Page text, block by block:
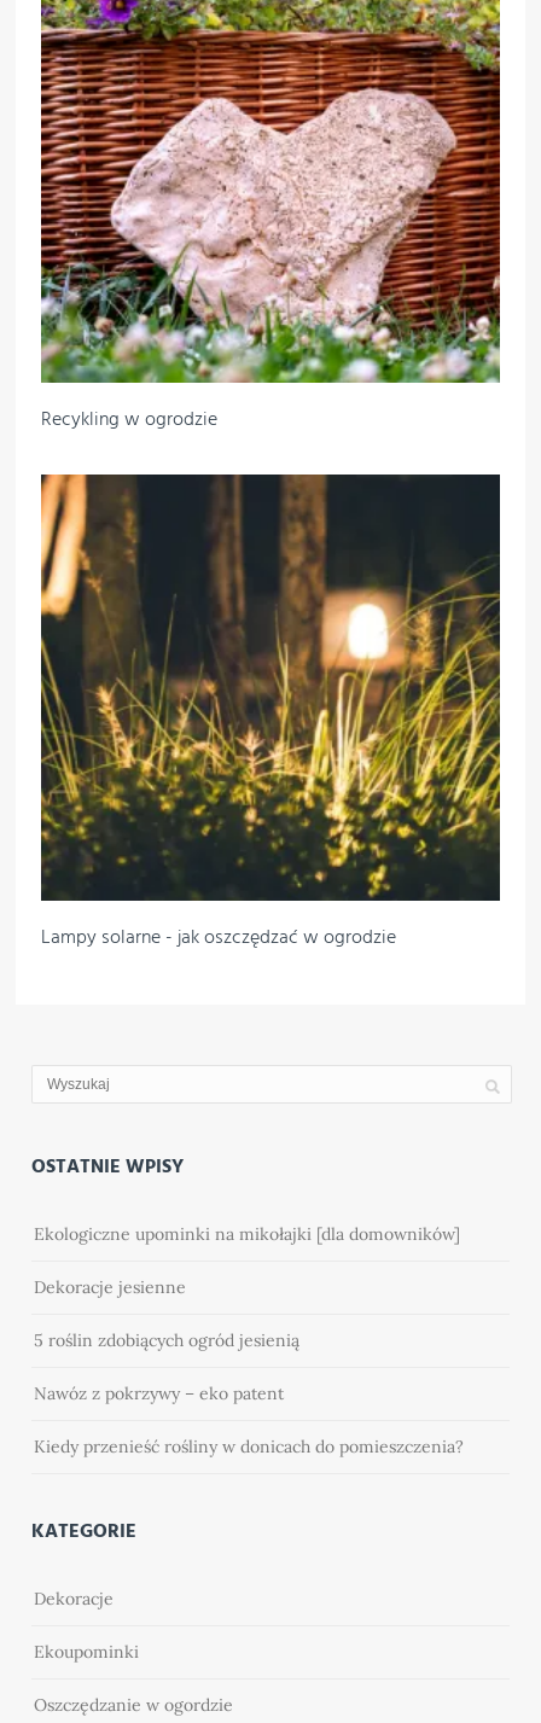
Recykling w ogrodzie
Lampy solarne - jak oszczędzać w ogrodzie
OSTATNIE WPISY
Ekologiczne upominki na mikołajki [dla domowników]
Dekoracje jesienne
5 roślin zdobiących ogród jesienią
Nawóz z pokrzywy – eko patent
Kiedy przenieść rośliny w donicach do pomieszczenia?
KATEGORIE
Dekoracje
Ekoupominki
Oszczędzanie w ogordzie